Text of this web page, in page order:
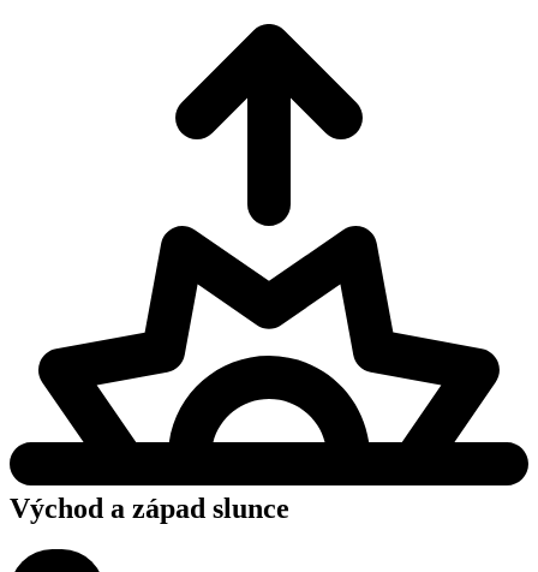
Východ a západ slunce